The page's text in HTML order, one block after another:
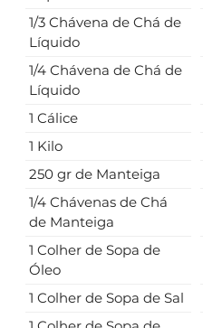
1/3 Chávena de Chá de
Líquido
1/4 Chávena de Chá de
Líquido
1 Cálice
1 Kilo
250 gr de Manteiga
1/4 Chávenas de Chá
de Manteiga
1 Colher de Sopa de
Óleo
1 Colher de Sopa de Sal